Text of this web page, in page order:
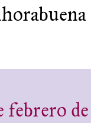
febrero